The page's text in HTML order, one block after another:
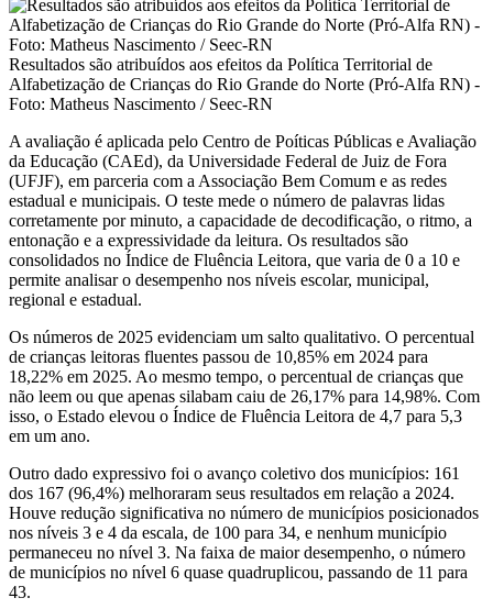
Resultados são atribuídos aos efeitos da Política Territorial de
Alfabetização de Crianças do Rio Grande do Norte (Pró-Alfa RN) -
Foto: Matheus Nascimento / Seec-RN
A avaliação é aplicada pelo Centro de Poíticas Públicas e Avaliação
da Educação (CAEd), da Universidade Federal de Juiz de Fora
(UFJF), em parceria com a Associação Bem Comum e as redes
estadual e municipais. O teste mede o número de palavras lidas
corretamente por minuto, a capacidade de decodificação, o ritmo, a
entonação e a expressividade da leitura. Os resultados são
consolidados no Índice de Fluência Leitora, que varia de 0 a 10 e
permite analisar o desempenho nos níveis escolar, municipal,
regional e estadual.
Os números de 2025 evidenciam um salto qualitativo. O percentual
de crianças leitoras fluentes passou de 10,85% em 2024 para
18,22% em 2025. Ao mesmo tempo, o percentual de crianças que
não leem ou que apenas silabam caiu de 26,17% para 14,98%. Com
isso, o Estado elevou o Índice de Fluência Leitora de 4,7 para 5,3
em um ano.
Outro dado expressivo foi o avanço coletivo dos municípios: 161
dos 167 (96,4%) melhoraram seus resultados em relação a 2024.
Houve redução significativa no número de municípios posicionados
nos níveis 3 e 4 da escala, de 100 para 34, e nenhum município
permaneceu no nível 3. Na faixa de maior desempenho, o número
de municípios no nível 6 quase quadruplicou, passando de 11 para
43.